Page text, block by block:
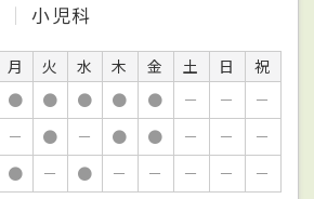
小児科
月 火 水 木 金 土 日
祝
● ● ● ● ● － －
－
－ ● － ● ● － －
－
● － ● － － － －
－